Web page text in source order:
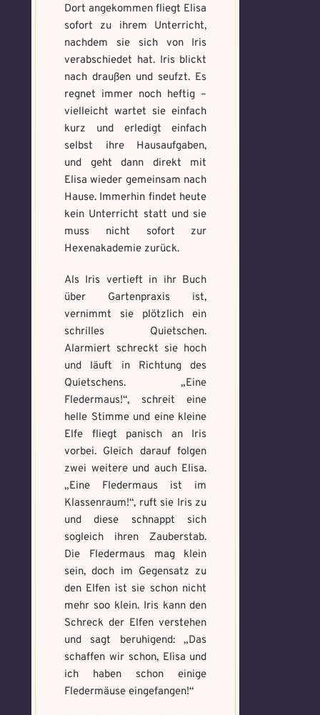
Dort angekommen fliegt Elisa
sofort zu ihrem Unterricht,
nachdem sie sich von Iris
verabschiedet hat. Iris blickt
nach draußen und seufzt. Es
regnet immer noch heftig –
vielleicht wartet sie einfach
kurz und erledigt einfach
selbst ihre Hausaufgaben,
und geht dann direkt mit
Elisa wieder gemeinsam nach
Hause. Immerhin findet heute
kein Unterricht statt und sie
muss nicht sofort zur
Hexenakademie zurück.
Als Iris vertieft in ihr Buch
über Gartenpraxis ist,
vernimmt sie plötzlich ein
schrilles Quietschen.
Alarmiert schreckt sie hoch
und läuft in Richtung des
Quietschens. „Eine
Fledermaus!“, schreit eine
helle Stimme und eine kleine
Elfe fliegt panisch an Iris
vorbei. Gleich darauf folgen
zwei weitere und auch Elisa.
„Eine Fledermaus ist im
Klassenraum!“, ruft sie Iris zu
und diese schnappt sich
sogleich ihren Zauberstab.
Die Fledermaus mag klein
sein, doch im Gegensatz zu
den Elfen ist sie schon nicht
mehr soo klein. Iris kann den
Schreck der Elfen verstehen
und sagt beruhigend: „Das
schaffen wir schon, Elisa und
ich haben schon einige
Fledermäuse eingefangen!“
Wo gefunden? *
Wie bist du darauf
aufmerksam geworden
und wie bannst du es? *
Schreibe eine Geschichte mit mind.
500 Zeichen.
Mandala senden
Max file size: 9.08 MB. | Allowed file
types: gif,jpeg,png,jpg,pdf | Min
number of file: 1
Absenden
Wähle ein beliebiges
Mandala und male es
aus um den Fluch zu
bannen.
Weitere Mandala findest du
hier:
Du hast einen Gegenstand gefunden!
nur mit, wenn du ihn wirklich benötigst.
Benutzername *
Welches Item und für welche
Aufgabe? *